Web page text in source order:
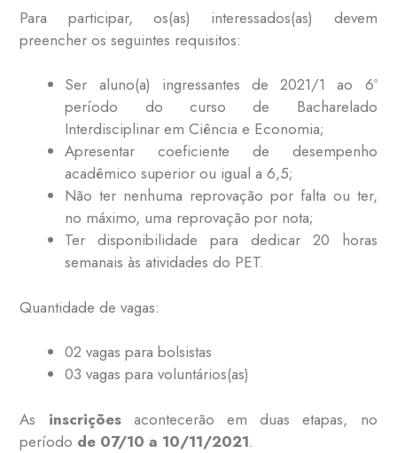
Para participar, os(as) interessados(as) devem
preencher os seguintes requisitos:
Ser aluno(a) ingressantes de 2021/1 ao 6º
período do curso de Bacharelado
Interdisciplinar em Ciência e Economia;
Apresentar coeficiente de desempenho
acadêmico superior ou igual a 6,5;
Não ter nenhuma reprovação por falta ou ter,
no máximo, uma reprovação por nota;
Ter disponibilidade para dedicar 20 horas
semanais às atividades do PET.
Quantidade de vagas:
02 vagas para bolsistas
03 vagas para voluntários(as)
As inscriçõesacontecerão em duas etapas, no
período de 07/10 a 10/11/2021.